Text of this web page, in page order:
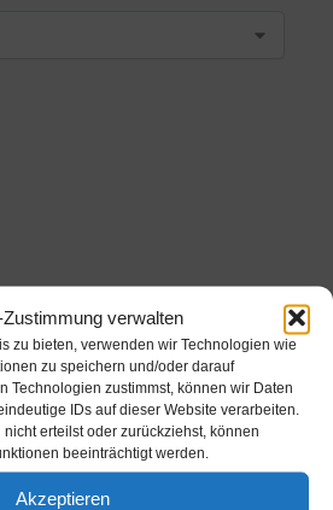
verwalten
zu bieten, verwenden wir Technologien wie
zu speichern und/oder darauf
Technologien zustimmst, können wir Daten
IDs auf dieser Website verarbeiten.
erteilst oder zurückziehst, können
beeinträchtigt werden.
Akzeptieren
sich das Strick-Damenoberteil mit
und einer femininen Slim